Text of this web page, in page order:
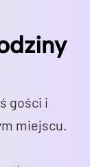
gości i
miejscu.